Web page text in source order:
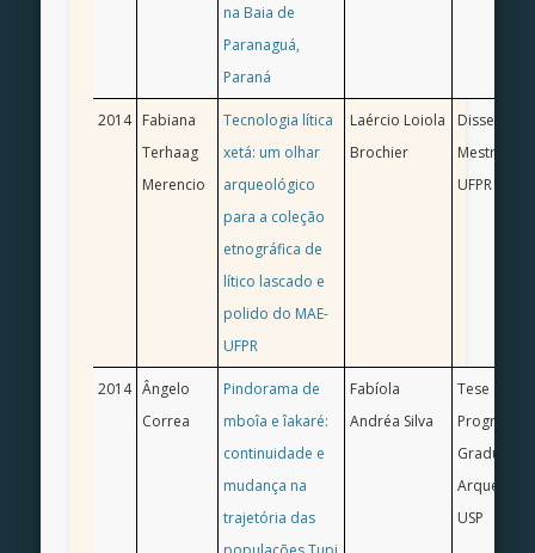
na Baia de
Paranaguá,
Paraná
2014 Fabiana
Terhaag
Merencio
Tecnologia lítica
xetá: um olhar
arqueológico
para a coleção
etnográfica de
lítico lascado e
polido do MAE-
UFPR
Laércio Loiola
Brochier
Mestrado/
UFPR
2014 Ângelo
Correa
Pindorama de
mboîa e îakaré:
continuidade e
mudança na
trajetória das
Fabíola
Andréa Silva
Tese de
Programa
USP